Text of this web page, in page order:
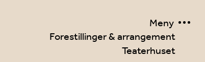
Meny
Forestillinger & arrangement
Teaterhuset